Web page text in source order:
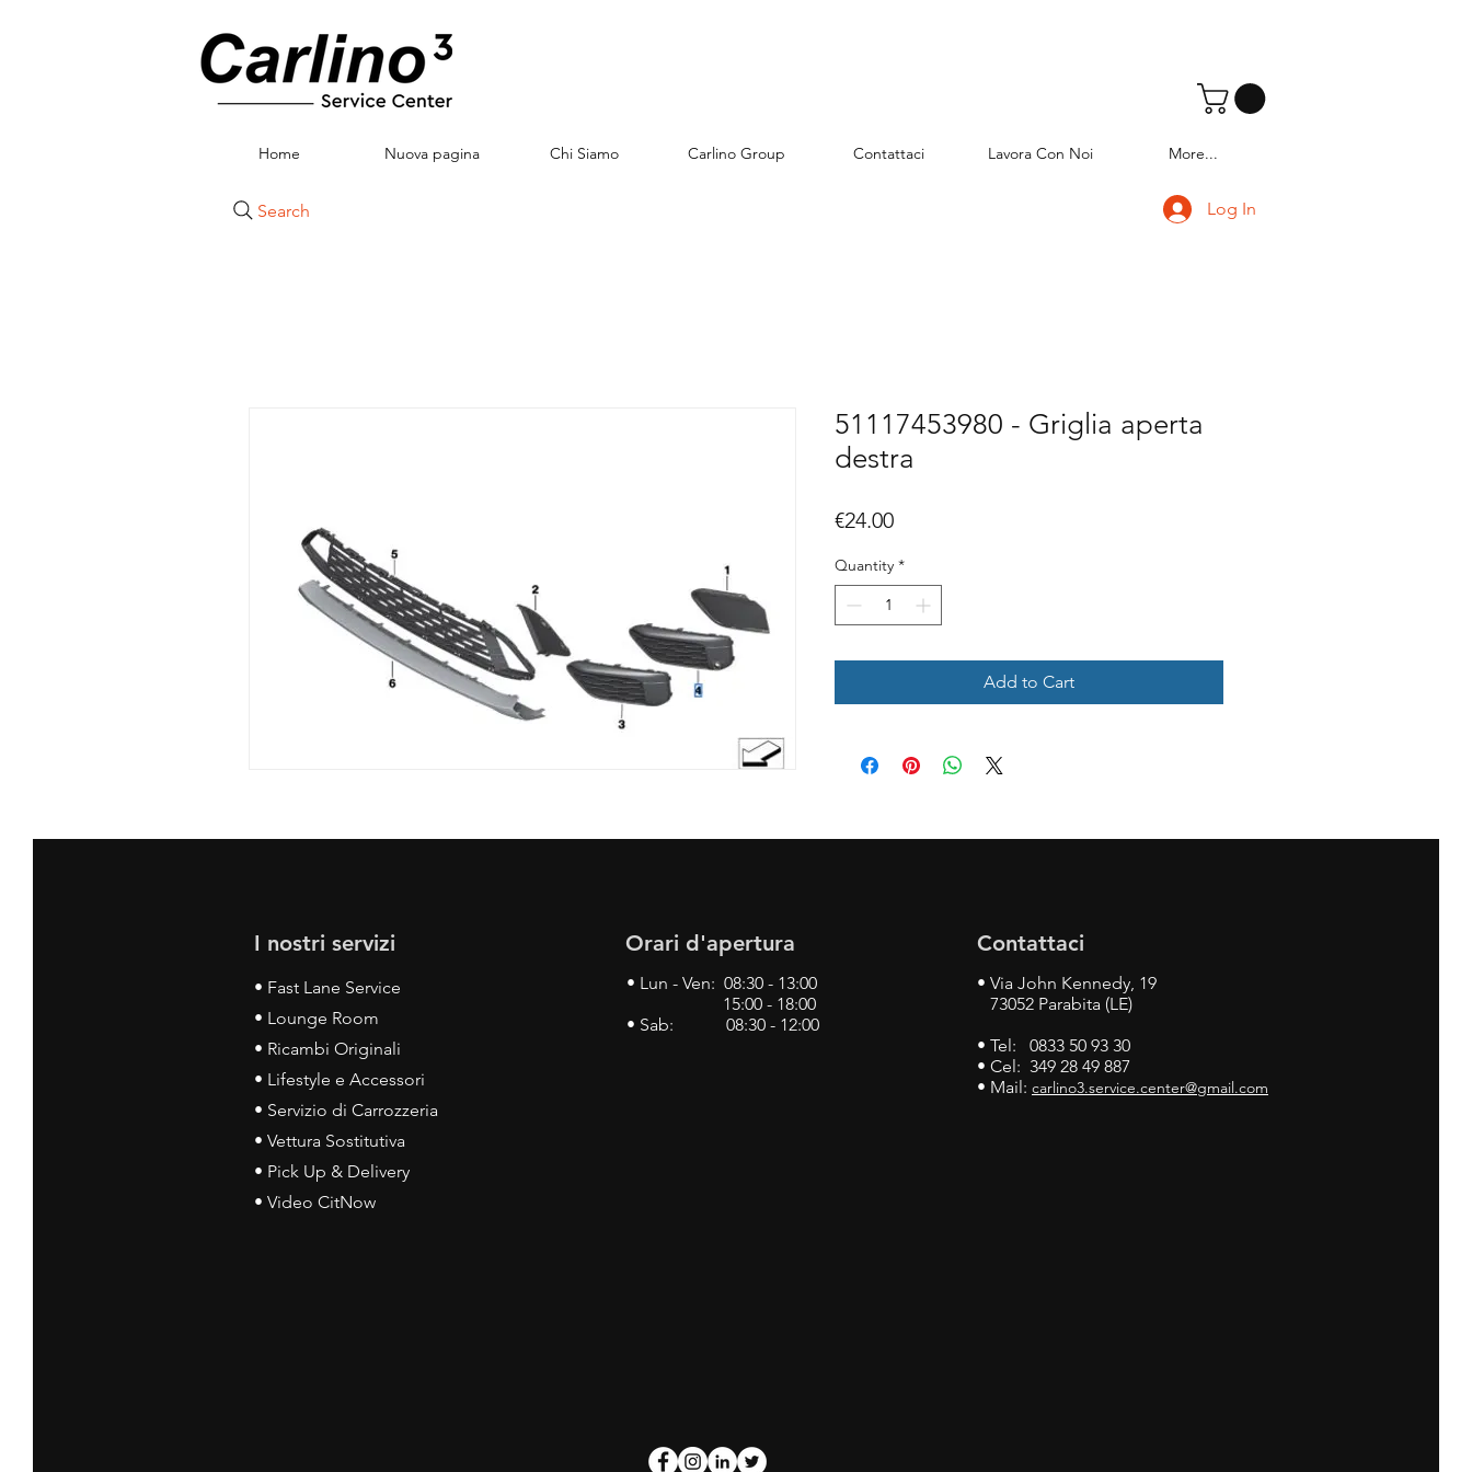
Home Nuova pagina Chi Siamo Carlino Group Contattaci Lavora Con Noi More...
Search Log In
51117453980 - Griglia aperta
destra
€24.00Price
Quantity *
Add to Cart
I nostri servizi
• Fast Lane Service
• Lounge Room
• Ricambi Originali
• Lifestyle e Accessori
• Servizio di Carrozzeria
• Vettura Sostitutiva
• Pick Up & Delivery
• Video CitNow
Orari d'apertura
• Lun - Ven: 08:30 - 13:00
15:00 - 18:00
• Sab: 08:30 - 12:00
Contattaci
• Via John Kennedy, 19
73052 Parabita (LE)
• Tel: 0833 50 93 30
• Cel: 349 28 49 887
• Mail: carlino3.service.center@gmail.com